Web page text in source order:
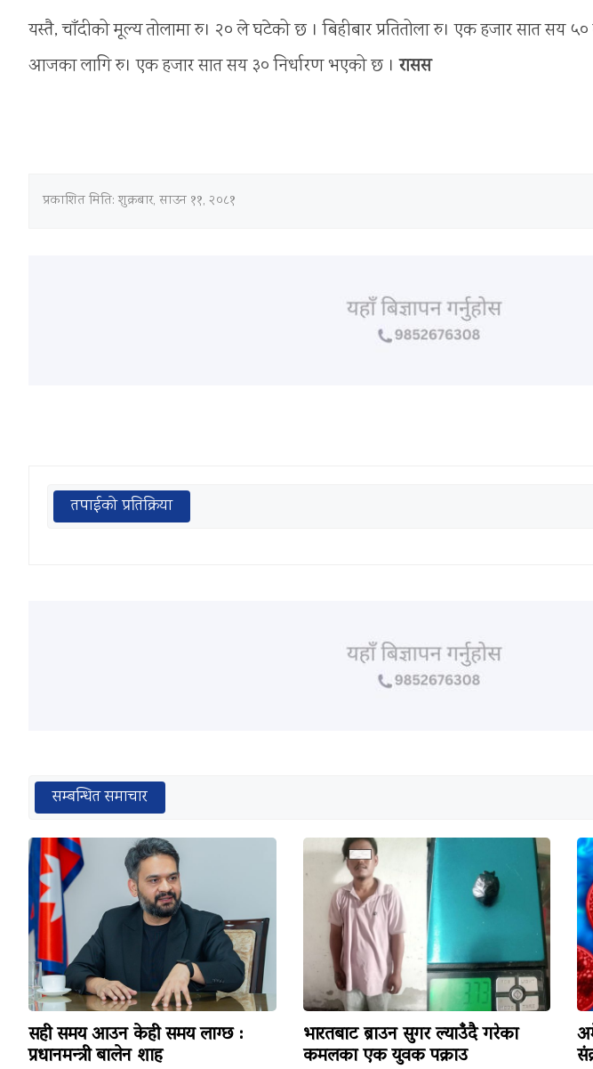
यस्तै, चाँदीको मूल्य तोलामा रु। २० ले घटेको छ । बिहीबार प्रतितोला रु। एक हजार सात सय
आजका लागि रु। एक हजार सात सय ३० निर्धारण भएको छ । रासस
प्रकाशित मिति:शुक्रबार, साउन ११, २०८१
तपाईको प्रतिक्रिया
सम्बन्धित समाचार
सही समय आउन केही समय लाग्छ :
प्रधानमन्त्री बालेन शाह
भारतबाट ब्राउन सुगर ल्याउँदै गरेका
कमलका एक युवक पक्राउ